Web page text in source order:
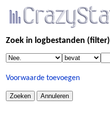
Zoek in logbestanden (filter)
Voorwaarde toevoegen